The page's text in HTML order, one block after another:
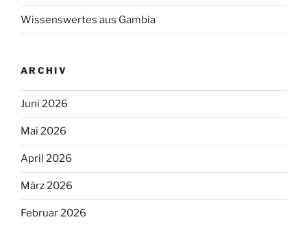
Wissenswertes aus Gambia
ARCHIV
Juni 2026
Mai 2026
April 2026
März 2026
Februar 2026